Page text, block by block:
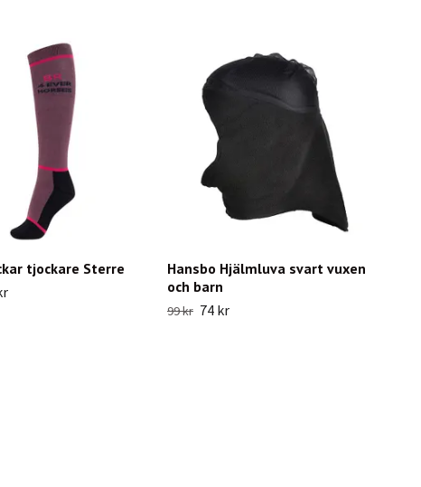
tjockare Sterre
Hansbo Hjälmluva svart vuxen
och barn
99 kr 74 kr